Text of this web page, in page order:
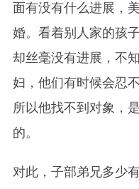
面有没有什么进展，
婚。看着别人家的孩
却丝毫没有进展，不
妇，他们有时候会忍
所以他找不到对象，
的。
对此，子部弟兄多少